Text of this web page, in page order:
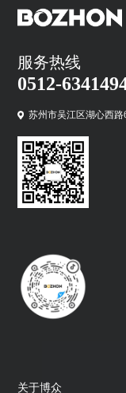
服务热线
0512-
苏州市吴江区湖心西路
关于博众